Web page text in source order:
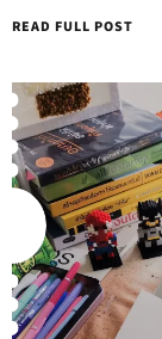
READ FULL POST